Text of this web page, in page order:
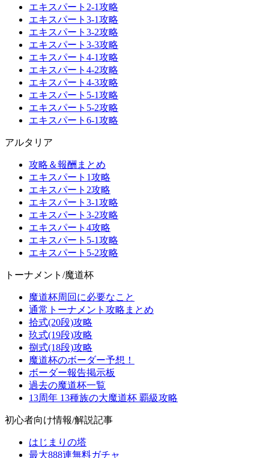
エキスパート2-1攻略
エキスパート3-1攻略
エキスパート3-2攻略
エキスパート3-3攻略
エキスパート4-1攻略
エキスパート4-2攻略
エキスパート4-3攻略
エキスパート5-1攻略
エキスパート5-2攻略
エキスパート6-1攻略
アルタリア
攻略＆報酬まとめ
エキスパート1攻略
エキスパート2攻略
エキスパート3-1攻略
エキスパート3-2攻略
エキスパート4攻略
エキスパート5-1攻略
エキスパート5-2攻略
トーナメント/魔道杯
魔道杯周回に必要なこと
通常トーナメント攻略まとめ
拾式(20段)攻略
玖式(19段)攻略
捌式(18段)攻略
魔道杯のボーダー予想！
ボーダー報告掲示板
過去の魔道杯一覧
13周年 13種族の大魔道杯 覇級攻略
初心者向け情報/解説記事
はじまりの塔
最大888連無料ガチャ